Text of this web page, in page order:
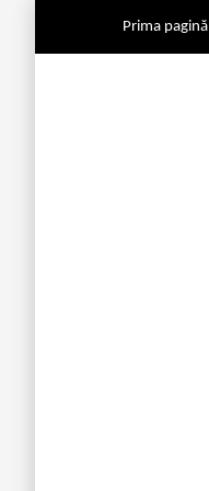
Prima pagină